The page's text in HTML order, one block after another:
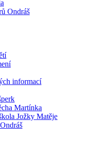
Ondráš
informací
Martínka
Jožky Matěje